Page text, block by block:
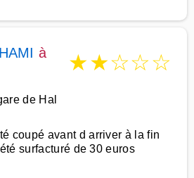
à
★★☆☆☆
de Hal
coupé avant d arriver à la fin
surfacturé de 30 euros